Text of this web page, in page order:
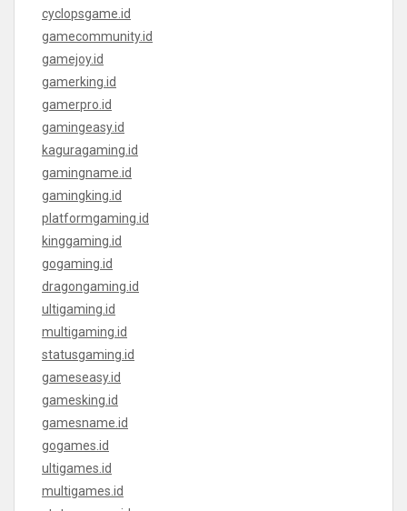
cyclopsgame.id
gamecommunity.id
gamejoy.id
gamerking.id
gamerpro.id
gamingeasy.id
kaguragaming.id
gamingname.id
gamingking.id
platformgaming.id
kinggaming.id
gogaming.id
dragongaming.id
ultigaming.id
multigaming.id
statusgaming.id
gameseasy.id
gamesking.id
gamesname.id
gogames.id
ultigames.id
multigames.id